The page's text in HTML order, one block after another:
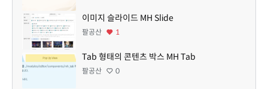
이미지 슬라이드 MH Slide
팔공산 1
Tab 형태의 콘텐츠 박스 MH Tab
팔공산 0